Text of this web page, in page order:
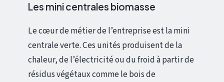
Les mini centrales biomasse
Le cœur de métier de l’entreprise est la mini
centrale verte. Ces unités produisent de la
chaleur, de l’électricité ou du froid à partir de
résidus végétaux comme le bois de